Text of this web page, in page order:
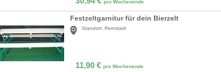
pro Wochenende
Festzeltgarnitur für dein Bierzelt
Standort: Reinstädt
11,90 € pro Wochenende